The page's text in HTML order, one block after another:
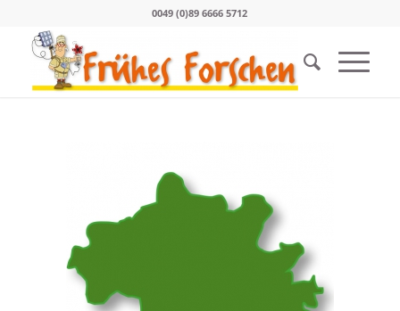
0049 (0)89 6666 5712